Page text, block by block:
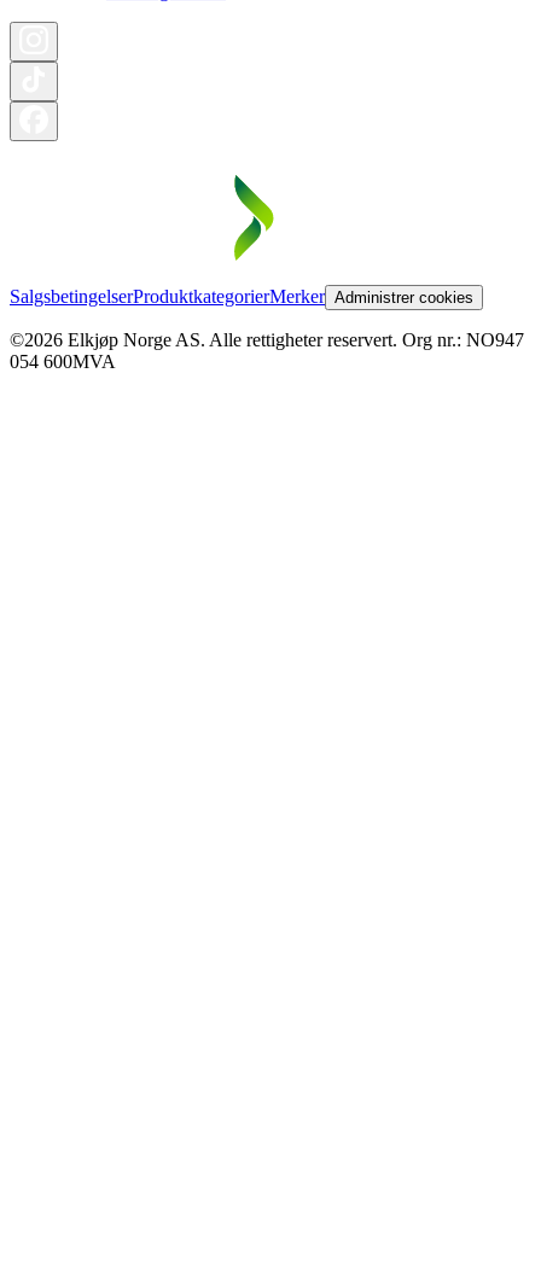
SalgsbetingelserProduktkategorierMerker Administrer cookies
©2026 Elkjøp Norge AS. Alle rettigheter reservert. Org nr.: NO947
054 600MVA